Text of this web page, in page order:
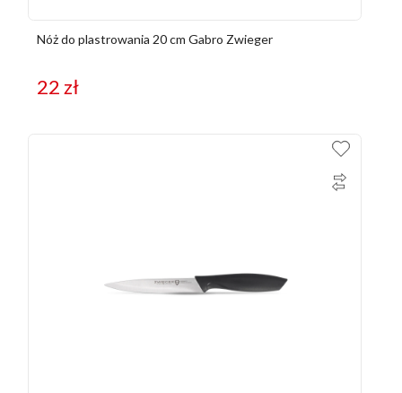
Nóż do plastrowania 20 cm Gabro Zwieger
22zł